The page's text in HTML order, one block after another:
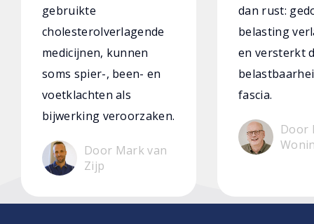
gebruikte
cholesterolverlagende
medicijnen, kunnen
soms spier-, been- en
voetklachten als
bijwerking veroorzaken.
Door Mark van
Zijp
dan rust:
belasting
en versterkt
fascia.
Door